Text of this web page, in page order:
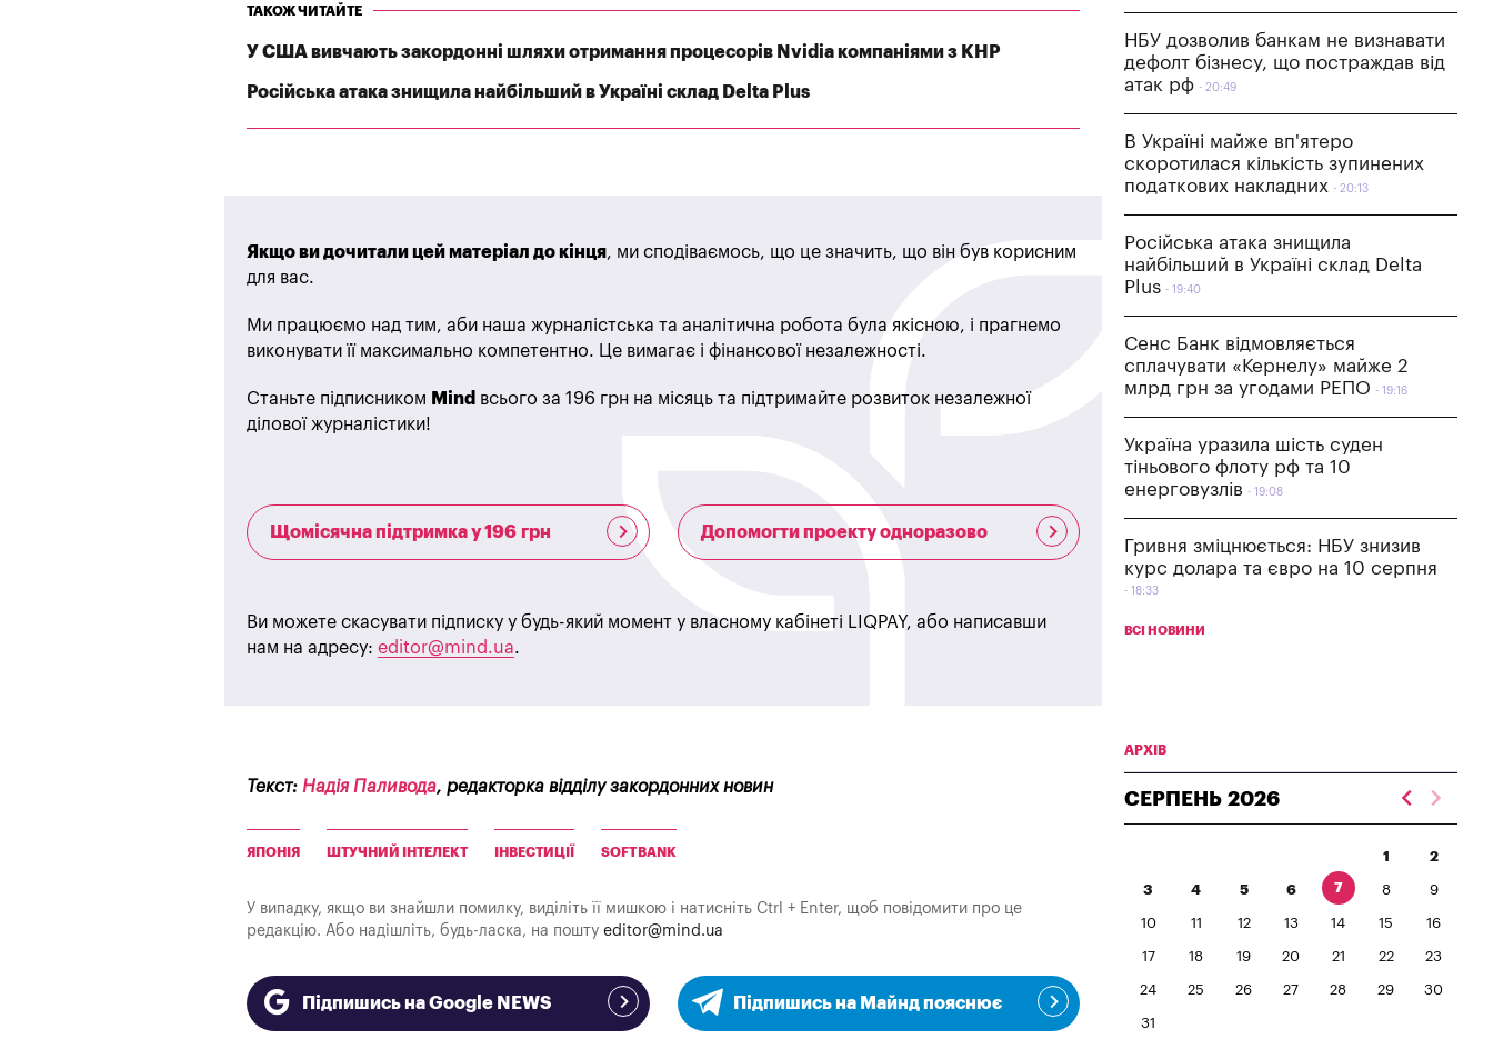
ТАКОЖ ЧИТАЙТЕ
У США вивчають закордонні шляхи отримання процесорів Nvidia компаніями з КНР
Російська атака знищила найбільший в Україні склад Delta Plus
Якщо ви дочитали цей матеріал до кінця, ми сподіваємось, що це значить, що він був корисним
для вас.
Ми працюємо над тим, аби наша журналістська та аналітична робота була якісною, і прагнемо
виконувати її максимально компетентно. Це вимагає і фінансової незалежності.
Станьте підписником Mind всього за 196 грн на місяць та підтримайте розвиток незалежної
ділової журналістики!
Щомісячна підтримка у 196 грн Допомогти проекту одноразово
Ви можете скасувати підписку у будь-який момент у власному кабінеті LIQPAY, або написавши
нам на адресу: editor@mind.ua.
Текст: Надія Паливода, редакторка відділу закордонних новин
ЯПОНІЯ ШТУЧНИЙ ІНТЕЛЕКТ ІНВЕСТИЦІЇ SOFTBANK
У випадку, якщо ви знайшли помилку, виділіть її мишкою і натисніть Ctrl + Enter, щоб повідомити про це
редакцію. Або надішліть, будь-ласка, на пошту editor@mind.ua
Підпишись на Google NEWS Підпишись на Майнд пояснює
НБУ дозволив банкам не визнавати
дефолт бізнесу, що постраждав від
атак рф
20:49
В Україні майже вп'ятеро
скоротилася кількість зупинених
податкових накладних
20:13
Російська атака знищила
найбільший в Україні склад Delta
Plus
19:40
Сенс Банк відмовляється
сплачувати «Кернелу» майже 2
млрд грн за угодами РЕПО
19:16
Україна уразила шість суден
тіньового флоту рф та 10
енерговузлів
19:08
Гривня зміцнюється: НБУ знизив
курс долара та євро на 10 серпня
18:33
ВСІ НОВИНИ
АРХІВ
СЕРПЕНЬ 2026
1 2
3 4 5 6 7 8 9
10 11 12 13 14 15 16
17 18 19 20 21 22 23
24 25 26 27 28 29 30
31